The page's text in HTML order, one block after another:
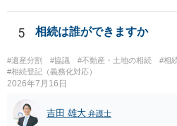
ますか。 →本人が自由に決められます
です。客観的な基準もありません。
ないということでしょうか。遺言で、
と拒否することはできます。理由を説
5 相続は誰ができますか
#遺産分割 #協議 #不動産・土地の相続
#相
#相続登記（義務化対応）
2026年7月16日
吉田 雄大 弁護士